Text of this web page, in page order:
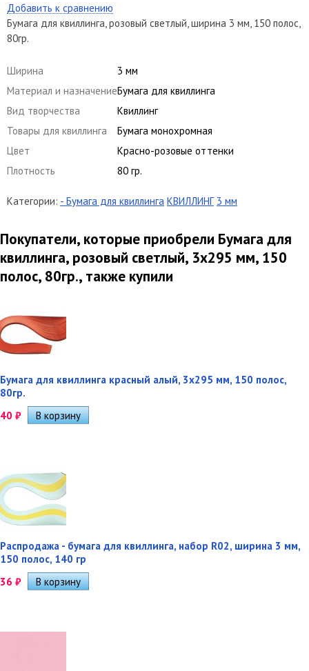
Добавить к сравнению
Бумага для квиллинга, розовый светлый, ширина 3 мм, 150 полос,
80гр.
Ширина
3 мм
Материал и назначениеБумага для квиллинга
Вид творчества
Квиллинг
Товары для квиллинга
Бумага монохромная
Цвет
Красно-розовые оттенки
Плотность
80 гр.
Категории: - Бумага для квиллинга КВИЛЛИНГ 3 мм
Покупатели, которые приобрели Бумага для
квиллинга, розовый светлый, 3х295 мм, 150
полос, 80гр., также купили
Бумага для квиллинга красный алый, 3х295 мм, 150 полос,
80гр.
40 ₽
Распродажа - бумага для квиллинга, набор R02, ширина 3 мм,
150 полос, 140 гр
36 ₽